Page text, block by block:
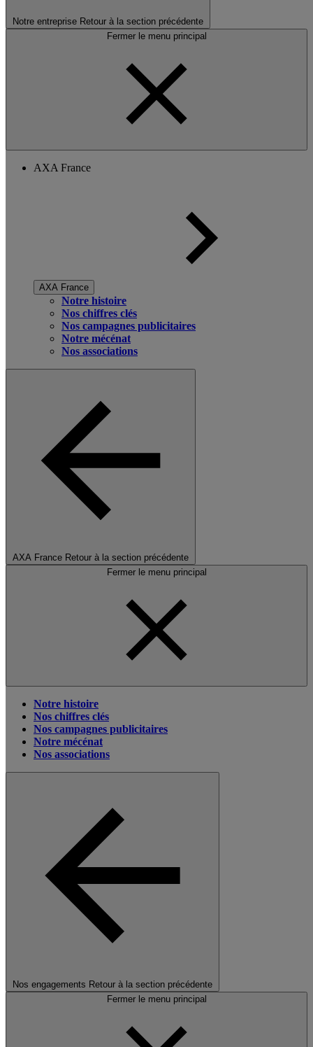
Notre entreprise Retour à la section précédente
Fermer le menu principal
AXA France
AXA France
Notre histoire
Nos chiffres clés
Nos campagnes publicitaires
Notre mécénat
Nos associations
AXA France Retour à la section précédente
Fermer le menu principal
Notre histoire
Nos chiffres clés
Nos campagnes publicitaires
Notre mécénat
Nos associations
Nos engagements Retour à la section précédente
Fermer le menu principal